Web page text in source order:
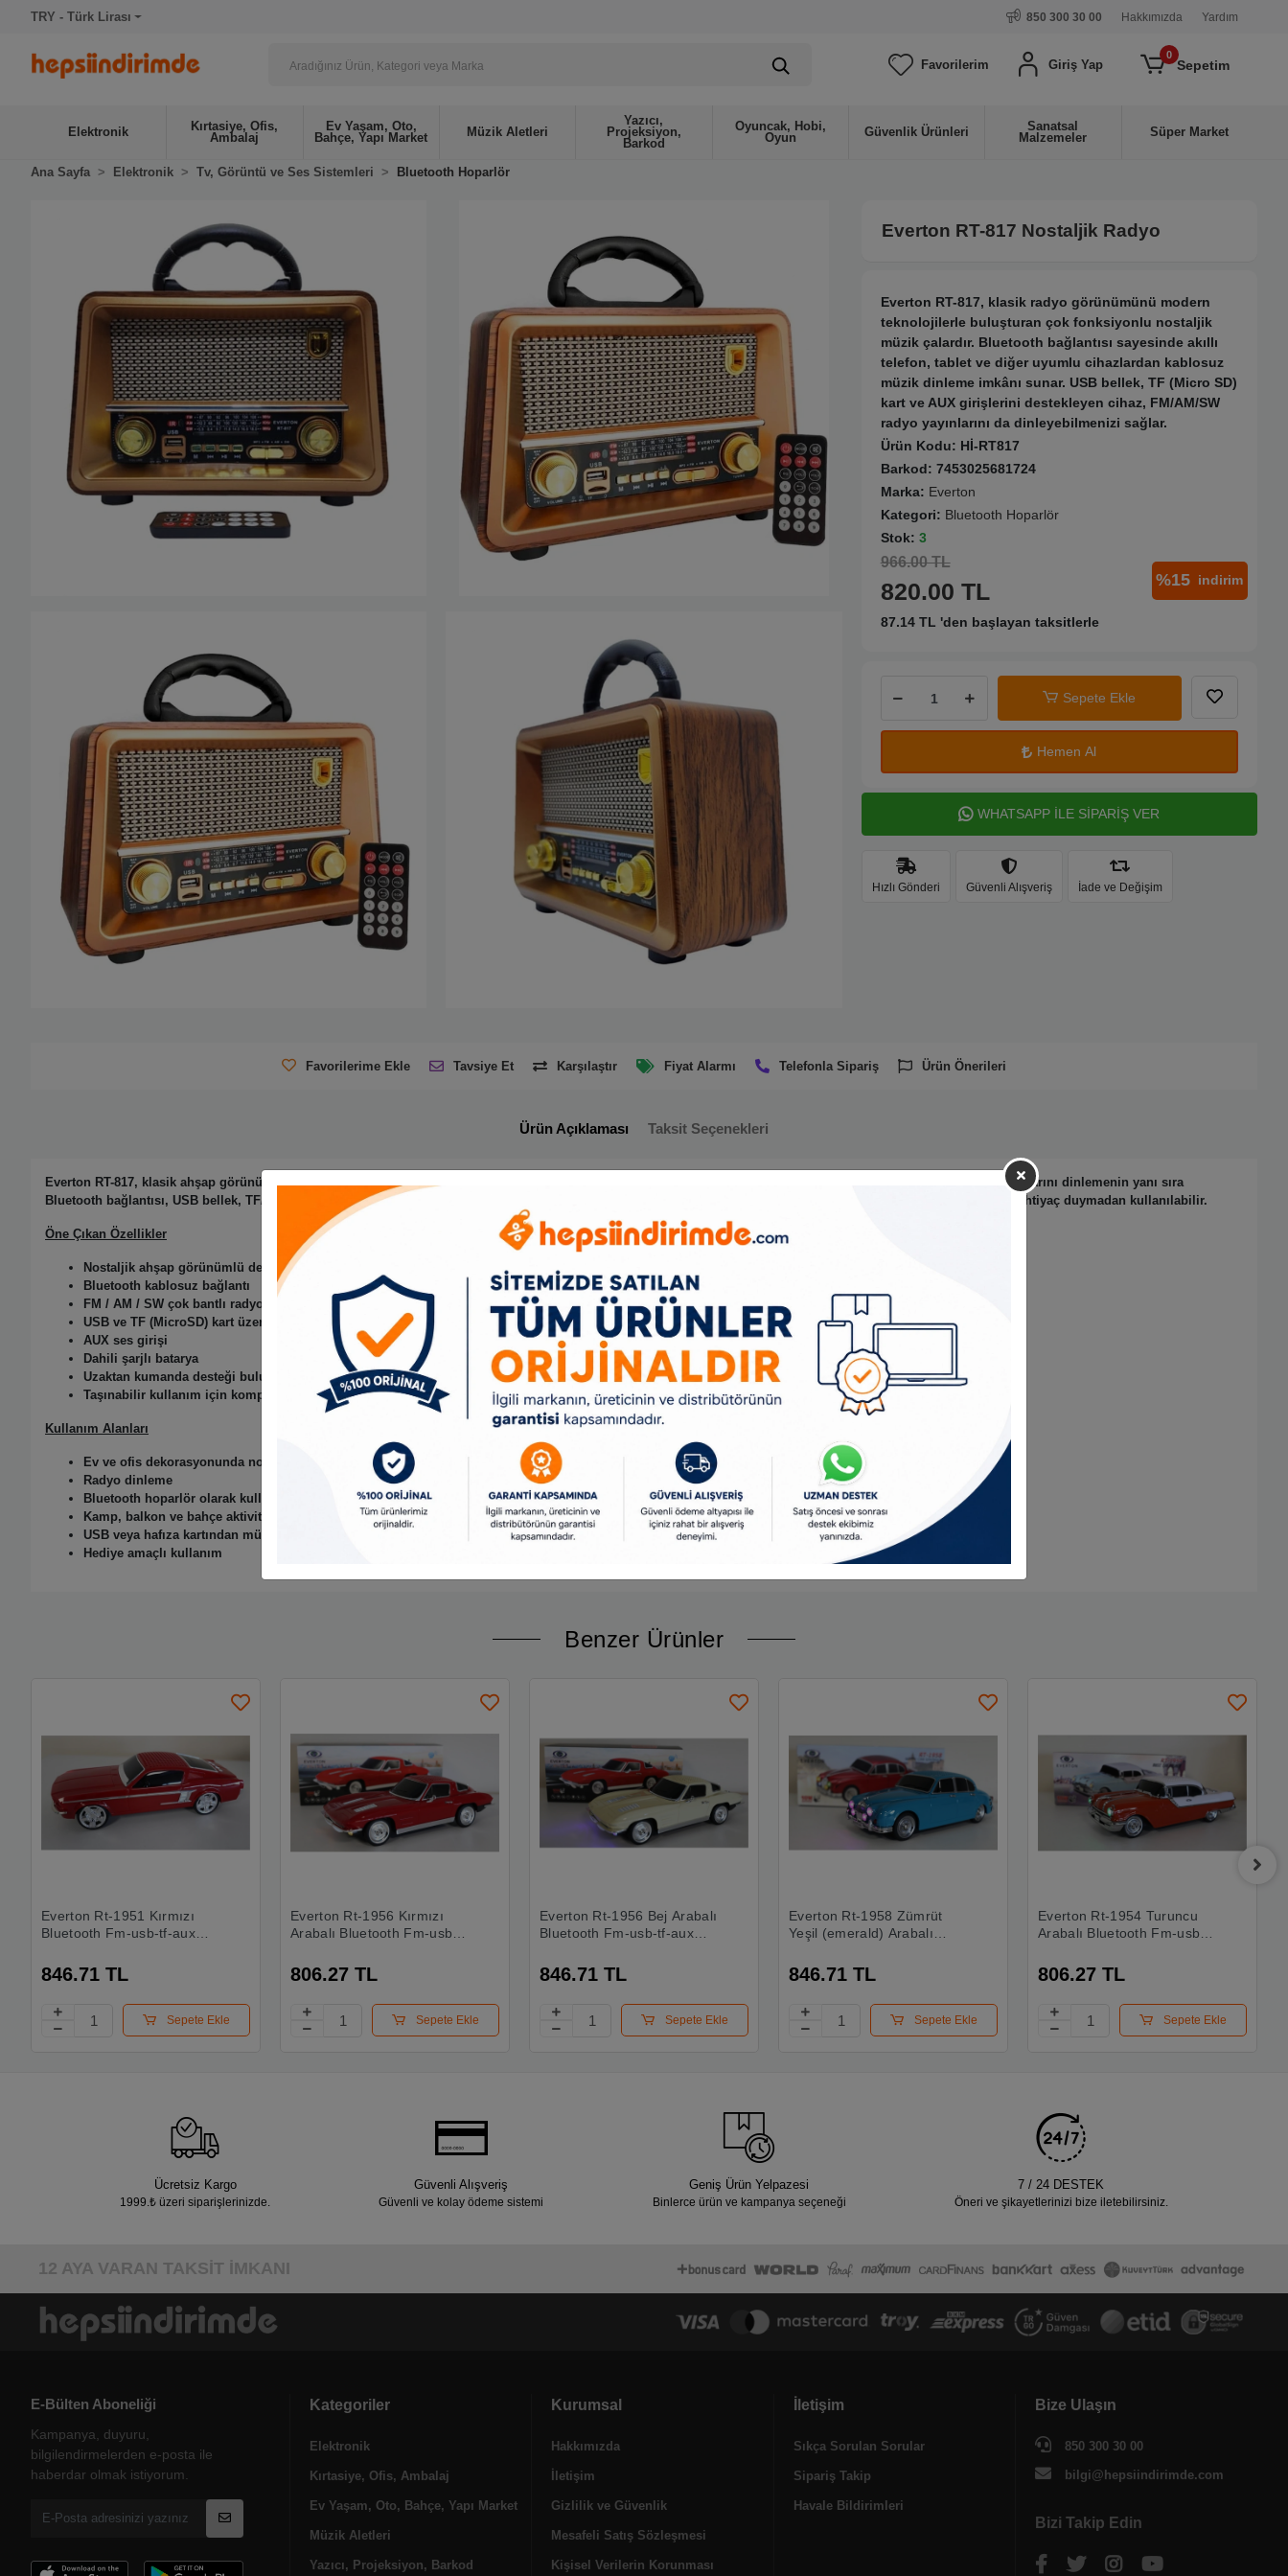
TRY - Türk Lirası 850 300 30 00 Hakkımızda Yardım
Favorilerim Giriş Yap
0
Sepetim
Elektronik
Kırtasiye, Ofis,
Ambalaj
Ev Yaşam, Oto,
Bahçe, Yapı Market
Müzik Aletleri
Yazıcı,
Projeksiyon,
Barkod
Oyuncak, Hobi,
Oyun
Güvenlik Ürünleri
Sanatsal
Malzemeler
Süper Market
Ana Sayfa Elektronik Tv, Görüntü ve Ses Sistemleri Bluetooth Hoparlör
Everton RT-817 Nostaljik Radyo
Everton RT-817, klasik radyo görünümünü modern
teknolojilerle buluşturan çok fonksiyonlu nostaljik
müzik çalardır. Bluetooth bağlantısı sayesinde akıllı
telefon, tablet ve diğer uyumlu cihazlardan kablosuz
müzik dinleme imkânı sunar. USB bellek, TF (Micro SD)
kart ve AUX girişlerini destekleyen cihaz, FM/AM/SW
radyo yayınlarını da dinleyebilmenizi sağlar.
Ürün Kodu: Hİ-RT817
Barkod: 7453025681724
Marka: Everton
Kategori: Bluetooth Hoparlör
Stok: 3
%15 indirim
966.00 TL
820.00 TL
87.14 TL 'den başlayan taksitlerle
Sepete Ekle
Hemen Al
WHATSAPP İLE SİPARİŞ VER
Hızlı Gönderi Güvenli Alışveriş İade ve Değişim
Favorilerime Ekle Tavsiye Et Karşılaştır Fiyat Alarmı Telefonla Sipariş Ürün Önerileri
Ürün Açıklaması Taksit Seçenekleri
Everton RT-817, klasik ahşap görünümlü nostaljik tasarımı modern ses teknolojileriyle birleştiren çok fonksiyonlu bir radyo ve müzik çalar modelidir. FM radyo yayınlarını dinlemenin yanı sıra
Bluetooth bağlantısı, USB bellek, TF/MicroSD kart ve AUX giriş desteği sayesinde farklı kaynaklardan müzik oynatabilir. Şarjlı yapısı sayesinde elektrik bağlantısına ihtiyaç duymadan kullanılabilir.
Öne Çıkan Özellikler
Nostaljik ahşap görünümlü dekoratif tasarım
Bluetooth kablosuz bağlantı
FM / AM / SW çok bantlı radyo desteği
USB ve TF (MicroSD) kart üzerinden müzik oynatma
AUX ses girişi
Dahili şarjlı batarya
Uzaktan kumanda desteği bulunan modeller
Taşınabilir kullanım için kompakt yapı
Kullanım Alanları
Ev ve ofis dekorasyonunda nostaljik aksesuar
Radyo dinleme
Bluetooth hoparlör olarak kullanım
Kamp, balkon ve bahçe aktiviteleri
USB veya hafıza kartından müzik dinleme
Hediye amaçlı kullanım
Benzer Ürünler
Everton Rt-1951 Kırmızı
Bluetooth Fm-usb-tf-aux
846.71 TL
Sepete Ekle
Everton Rt-1956 Kırmızı
Arabalı Bluetooth Fm-usb-
806.27 TL
Sepete Ekle
Everton Rt-1956 Bej Arabalı
Bluetooth Fm-usb-tf-aux
846.71 TL
Sepete Ekle
Everton Rt-1958 Zümrüt
Yeşil (emerald) Arabalı
Şarjlı Nostaljik Radyo
846.71 TL
Sepete Ekle
Everton Rt-1954 Turuncu
Arabalı Bluetooth Fm-usb-
806.27 TL
Sepete Ekle
Ücretsiz Kargo
1999.₺ üzeri siparişlerinizde.
Güvenli Alışveriş
Güvenli ve kolay ödeme sistemi
Geniş Ürün Yelpazesi
Binlerce ürün ve kampanya seçeneği
7 / 24 DESTEK
Öneri ve şikayetlerinizi bize iletebilirsiniz.
12 AYA VARAN TAKSİT İMKANI
E-Bülten Aboneliği
Kampanya, duyuru,
bilgilendirmelerden e-posta ile
haberdar olmak istiyorum.
Kategoriler
Elektronik
Kırtasiye, Ofis, Ambalaj
Ev Yaşam, Oto, Bahçe, Yapı Market
Müzik Aletleri
Yazıcı, Projeksiyon, Barkod
Kurumsal
Hakkımızda
İletişim
Gizlilik ve Güvenlik
Mesafeli Satış Sözleşmesi
Kişisel Verilerin Korunması
İletişim
Sıkça Sorulan Sorular
Sipariş Takip
Havale Bildirimleri
Bize Ulaşın
850 300 30 00
bilgi@hepsiindirimde.com
Bizi Takip Edin